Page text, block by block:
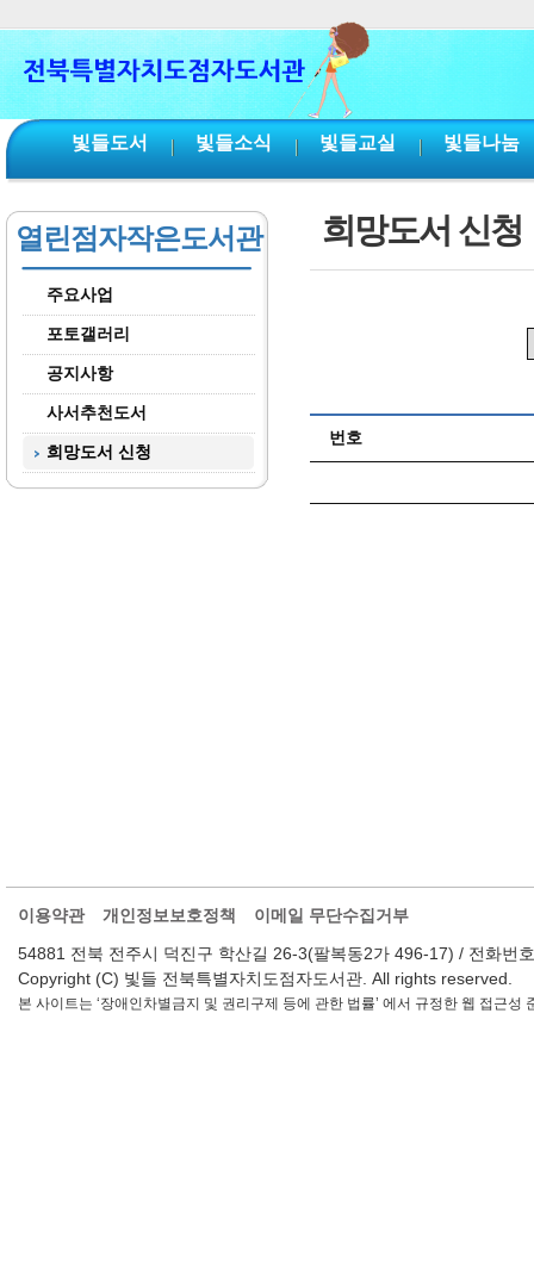
빛들도서 빛들소식 빛들교실 빛들나눔
열린점자작은도서관
주요사업
포토갤러리
공지사항
사서추천도서
희망도서 신청
희망도서 신청
번호
이용약관 개인정보보호정책
이메일 무단수집거부
54881 전북 전주시 덕진구 학산길 26-3(팔복동2가 496-17) / 전화
Copyright (C) 빛들 전북특별자치도점자도서관. All rights reserved.
본 사이트는 ‘장애인차별금지 및 권리구제 등에 관한 법률’ 에서 규정한 웹 접근